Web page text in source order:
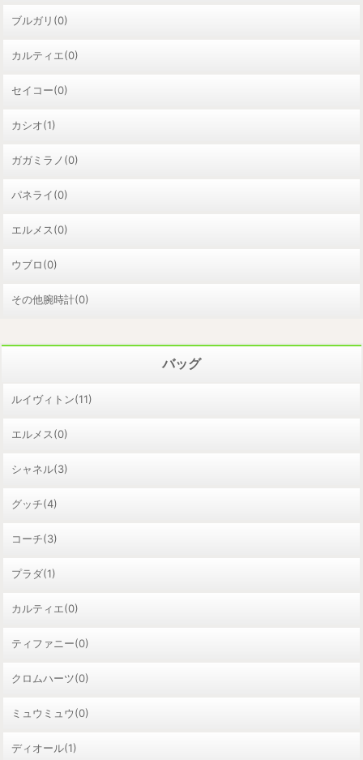
ブルガリ(0)
カルティエ(0)
セイコー(0)
カシオ(1)
ガガミラノ(0)
パネライ(0)
エルメス(0)
ウブロ(0)
その他腕時計(0)
バッグ
ルイヴィトン(11)
エルメス(0)
シャネル(3)
グッチ(4)
コーチ(3)
プラダ(1)
カルティエ(0)
ティファニー(0)
クロムハーツ(0)
ミュウミュウ(0)
ディオール(1)